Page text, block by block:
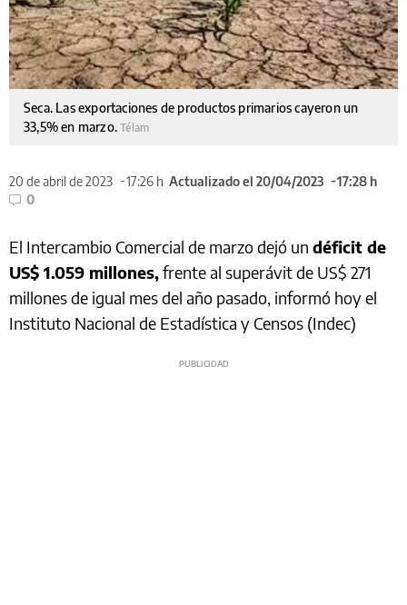
Seca. Las exportaciones de productos primarios cayeron un
33,5% en marzo.Télam
20 de abril de 2023 17:26 h Actualizado el 20/04/2023
17:28 h
0
El Intercambio Comercial de marzo dejó un déficit de
US$ 1.059 millones,frente al superávit de US$ 271
millones de igual mes del año pasado, informó hoy el
Instituto Nacional de Estadística y Censos (Indec)